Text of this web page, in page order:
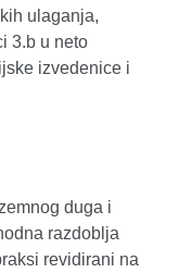
ulaganja,
3.b u neto
izvedenice i
duga i
razdoblja
revidirani na